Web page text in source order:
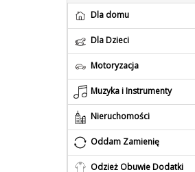
Dla domu
Dla Dzieci
Motoryzacja
Muzyka i Instrumenty
Nieruchomości
Oddam Zamienię
Odzież Obuwie Dodatki